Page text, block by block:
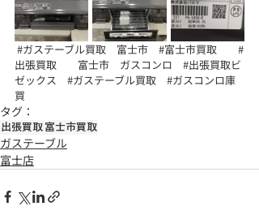
#ガステーブル買取 富士市 #富士市買取
#
出張買取 富士市　ガスコンロ #出張買取ビ
ゼックス
#ガステーブル買取
#ガスコンロ庫
買
タグ：
出張買取 富士市買取
ガステーブル
富士店